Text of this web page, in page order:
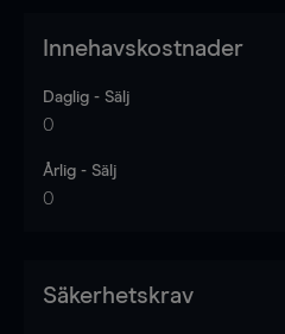
Innehavskostnader
Daglig - Sälj
0
Årlig - Sälj
0
Säkerhetskrav